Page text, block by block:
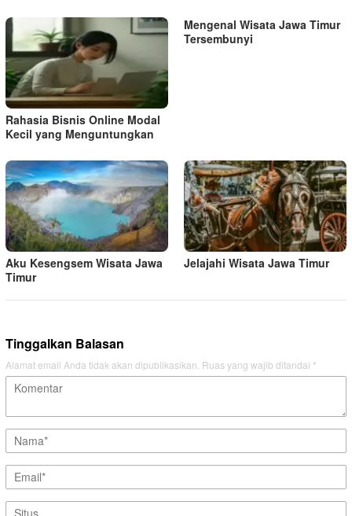
Rahasia Bisnis Online Modal
Kecil yang Menguntungkan
Mengenal Wisata Jawa Timur
Tersembunyi
Aku Kesengsem Wisata Jawa
Timur
Jelajahi Wisata Jawa Timur
Tinggalkan Balasan
Alamat email Anda tidak akan dipublikasikan. Ruas yang wajib ditandai *